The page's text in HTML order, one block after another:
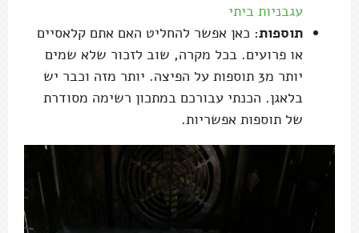
עגבניות ביתי
תוספות: כאן אפשר להחליט האם אתם קלאסיים
או פרועים. בכל מקרה, שוב לזכור שלא שמים
יותר מ3 תוספות על הפיצה. יותר מזה וכבר יש
בלאגן. הכנתי עבורכם במתכון רשימה מסודרת
של תוספות אפשריות.